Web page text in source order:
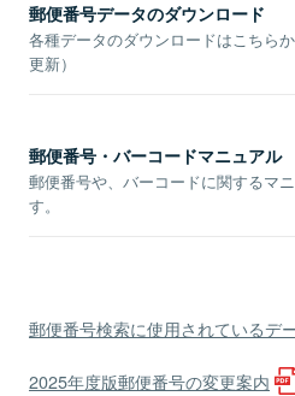
郵便番号データのダウンロード
各種データのダウンロードはこちら
更新）
郵便番号・バーコードマニュアル
郵便番号や、バーコードに関するマ
す。
郵便番号検索に使用されているデ
2025年度版郵便番号の変更案内